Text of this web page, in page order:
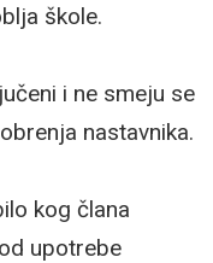
škole.
i ne smeju se
nastavnika.
kog člana
upotrebe